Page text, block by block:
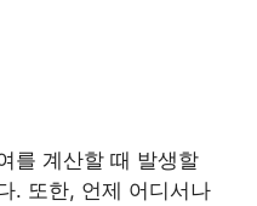
를 계산할 때 발생할
. 또한, 언제 어디서나